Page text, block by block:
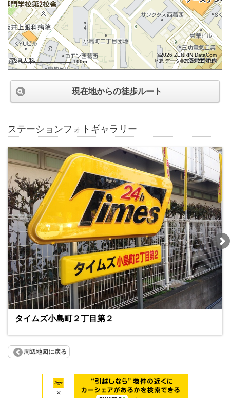
100m
©2026 ZENRIN DataCom
地図データ©2026 ZENRIN
現在地からの徒歩ルート
ステーションフォトギャラリー
タイムズ小島町２丁目第２
周辺地図に戻る